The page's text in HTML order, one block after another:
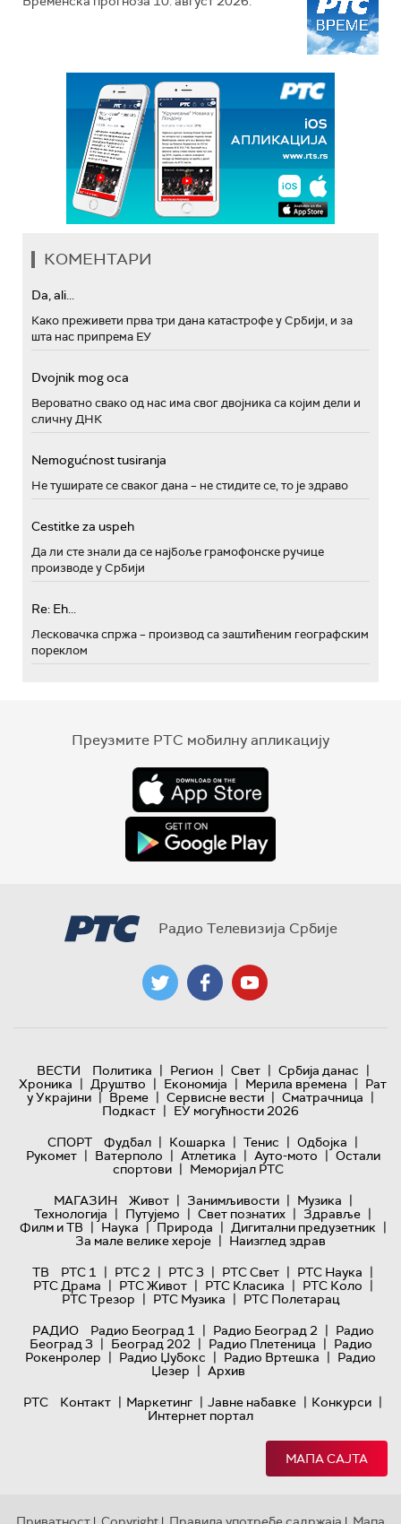
КОМЕНТАРИ
Da, ali...
Како преживети прва три дана катастрофе у Србији, и за
шта нас припрема ЕУ
Dvojnik mog oca
Вероватно свако од нас има свог двојника са којим дели и
сличну ДНК
Nemogućnost tusiranja
Не туширате се сваког дана – не стидите се, то је здраво
Cestitke za uspeh
Да ли сте знали да се најбоље грамофонске ручице
производе у Србији
Re: Eh...
Лесковачка спржа – производ са заштићеним географским
пореклом
Преузмите РТС мобилну апликацију
Радио Телевизија Србије
ВЕСТИ Политика | Регион | Свет | Србија данас |
Хроника | Друштво | Економија | Мерила времена | Рат
у Украјини | Време | Сервисне вести | Сматрачница |
Подкаст | ЕУ могућности 2026
СПОРТ
Фудбал | Кошарка | Тенис | Одбојка |
Рукомет | Ватерполо | Атлетика | Ауто-мото | Остали
спортови | Меморијал РТС
МАГАЗИН
Живот | Занимљивости | Музика |
Технологијa | Путујемо | Свет познатих | Здравље |
Филм и ТВ | Наука | Природа | Дигитални предузетник |
За мале велике хероје | Наизглед здрав
ТВ
РТС 1 | РТС 2 | РТС 3 | РТС Свет | РТС Наука |
РТС Драма | РТС Живот | РТС Класика | РТС Коло |
РТС Трезор | РТС Музика | РТС Полетарац
РАДИО
Радио Београд 1 | Радио Београд 2 | Радио
Београд 3 | Београд 202 | Радио Плетеница | Радио
Рокенролер | Радио Џубокс | Радио Вртешка | Радио
Џезер | Архив
РТС
Контакт | Маркетинг | Јавне набавке | Конкурси |
Интернет портал
МАПА САЈТА